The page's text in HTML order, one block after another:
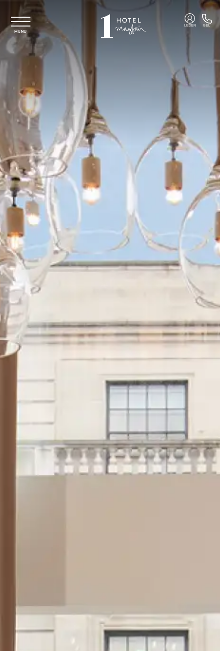
Overslaan naar hoofdinhoud
MENU
LEDEN BEL